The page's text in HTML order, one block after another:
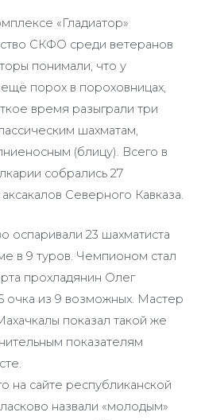
«Гладиатор»
СКФО среди ветеранов
понимали, что у
порох в пороховницах,
время разыграли три
шахматам,
(блицу). Всего в
собрались 27
Северного Кавказа.
оспаривали 23 шахматиста
в 9 туров. Чемпионом стал
прохладянин Олег
очка из 9 возможных. Мастер
показал такой же
показателям
на сайте республиканской
назвали «молодым»